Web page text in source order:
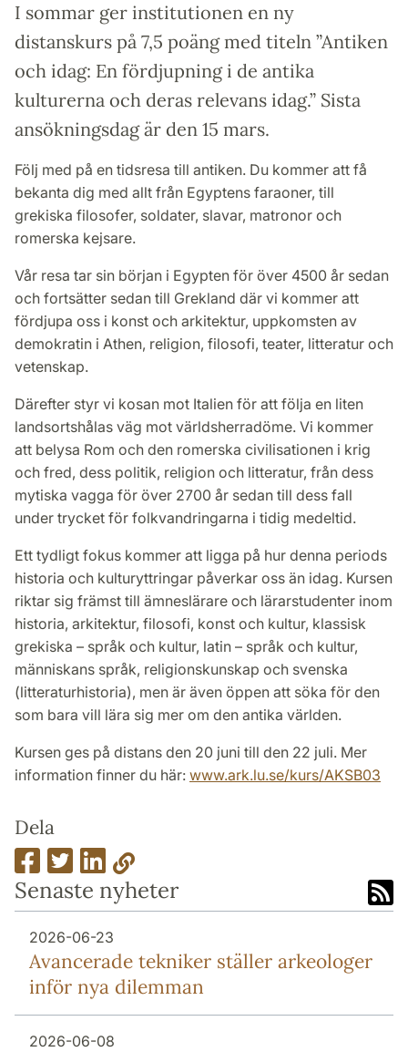
I sommar ger institutionen en ny
distanskurs på 7,5 poäng med titeln ”Antiken
och idag: En fördjupning i de antika
kulturerna och deras relevans idag.” Sista
ansökningsdag är den 15 mars.
Följ med på en tidsresa till antiken. Du kommer att få
bekanta dig med allt från Egyptens faraoner, till
grekiska filosofer, soldater, slavar, matronor och
romerska kejsare.
Vår resa tar sin början i Egypten för över 4500 år sedan
och fortsätter sedan till Grekland där vi kommer att
fördjupa oss i konst och arkitektur, uppkomsten av
demokratin i Athen, religion, filosofi, teater, litteratur och
vetenskap.
Därefter styr vi kosan mot Italien för att följa en liten
landsortshålas väg mot världsherradöme. Vi kommer
att belysa Rom och den romerska civilisationen i krig
och fred, dess politik, religion och litteratur, från dess
mytiska vagga för över 2700 år sedan till dess fall
under trycket för folkvandringarna i tidig medeltid.
Ett tydligt fokus kommer att ligga på hur denna periods
historia och kulturyttringar påverkar oss än idag. Kursen
riktar sig främst till ämneslärare och lärarstudenter inom
historia, arkitektur, filosofi, konst och kultur, klassisk
grekiska – språk och kultur, latin – språk och kultur,
människans språk, religionskunskap och svenska
(litteraturhistoria), men är även öppen att söka för den
som bara vill lära sig mer om den antika världen.
Kursen ges på distans den 20 juni till den 22 juli. Mer
information finner du här: www.ark.lu.se/kurs/AKSB03
Dela
Senaste nyheter
2026-06-23
Avancerade tekniker ställer arkeologer
inför nya dilemman
2026-06-08